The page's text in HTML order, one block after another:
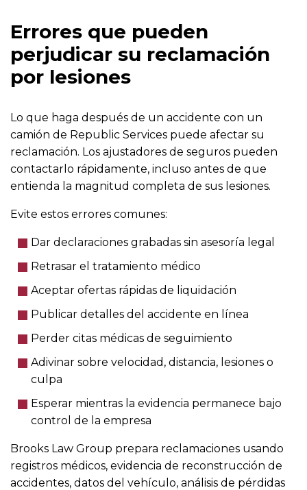
Errores que pueden
perjudicar su reclamación
por lesiones
Lo que haga después de un accidente con un
camión de Republic Services puede afectar su
reclamación. Los ajustadores de seguros pueden
contactarlo rápidamente, incluso antes de que
entienda la magnitud completa de sus lesiones.
Evite estos errores comunes:
Dar declaraciones grabadas sin asesoría legal
Retrasar el tratamiento médico
Aceptar ofertas rápidas de liquidación
Publicar detalles del accidente en línea
Perder citas médicas de seguimiento
Adivinar sobre velocidad, distancia, lesiones o
culpa
Esperar mientras la evidencia permanece bajo
control de la empresa
Brooks Law Group prepara reclamaciones usando
registros médicos, evidencia de reconstrucción de
accidentes, datos del vehículo, análisis de pérdidas